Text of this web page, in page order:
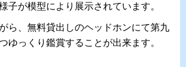
子が模型により展示されています。
ら、無料貸出しのヘッドホンにて第九
ゆっくり鑑賞することが出来ます。